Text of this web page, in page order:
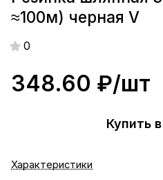
≈100м) черная V
0
348.60 ₽/шт
Купить
Характеристики